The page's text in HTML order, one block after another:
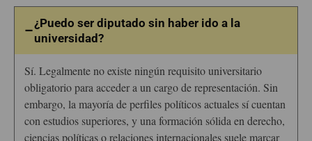
–¿Puedo ser diputado sin haber ido a la
universidad?
Sí. Legalmente no existe ningún requisito universitario
obligatorio para acceder a un cargo de representación. Sin
embargo, la mayoría de perfiles políticos actuales sí cuentan
con estudios superiores, y una formación sólida en derecho,
ciencias políticas o relaciones internacionales suele marcar